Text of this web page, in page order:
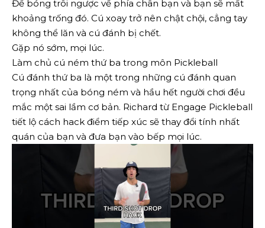
Để bóng trôi ngược về phía chân bạn và bạn sẽ mất
khoảng trống đó. Cú xoay trở nên chật chội, cẳng tay
không thể lăn và cú đánh bị chết.
Gặp nó sớm, mọi lúc.
Làm chủ cú ném thứ ba trong môn Pickleball
Cú đánh thứ ba là một trong những cú đánh quan
trọng nhất của bóng ném và hầu hết người chơi đều
mắc một sai lầm cơ bản. Richard từ Engage Pickleball
tiết lộ cách hack điểm tiếp xúc sẽ thay đổi tính nhất
quán của bạn và đưa bạn vào bếp mọi lúc.